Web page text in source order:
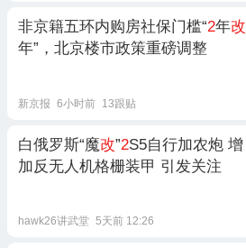
非京籍五环内购房社保门槛“2年改
年”，北京楼市政策重磅调整
新京报 6小时前 13跟贴
白俄罗斯“魔改”2S5自行加农炮 增
加反无人机格栅装甲 引发关注
hawk26讲武堂 5天前 12:26